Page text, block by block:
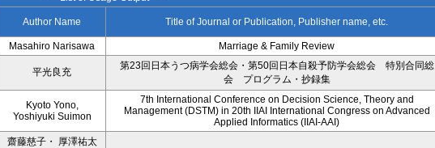
Author Name Title of Journal or Publication, Publisher name, etc.
Masahiro Narisawa Marriage & Family Review
平光良充
第23回日本うつ病学会総会・第50回日本自殺予防学会総会 特別合同総
会 プログラム・抄録集
Kyoto Yono,
Yoshiyuki Suimon
7th International Conference on Decision Science, Theory and
Management (DSTM) in 20th IIAI International Congress on Advanced
Applied Informatics (IIAI-AAI)
齋藤慈子・ 厚澤祐太